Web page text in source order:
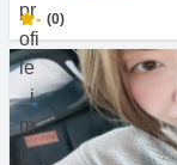
- (0)